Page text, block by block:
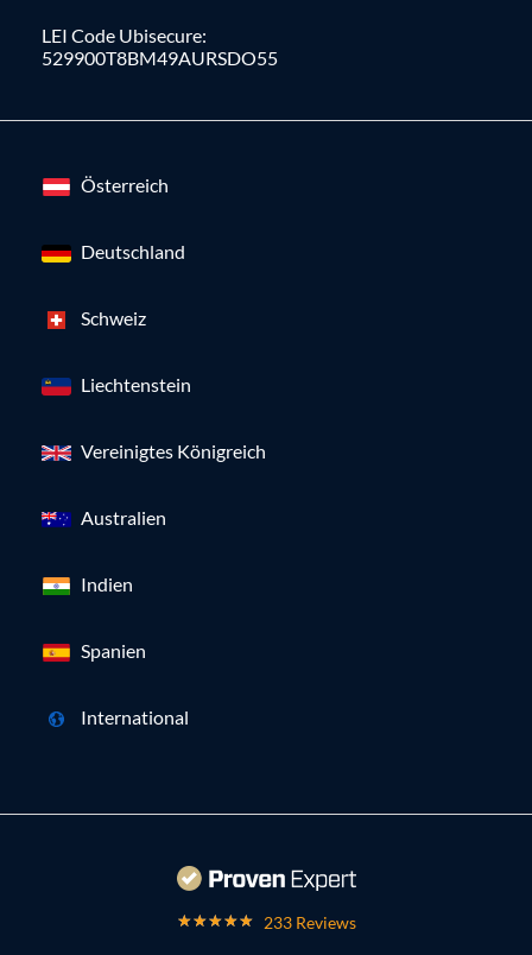
LEI Code Ubisecure:
529900T8BM49AURSDO55
Österreich
Deutschland
Schweiz
Liechtenstein
Vereinigtes Königreich
Australien
Indien
Spanien
International
233 Reviews